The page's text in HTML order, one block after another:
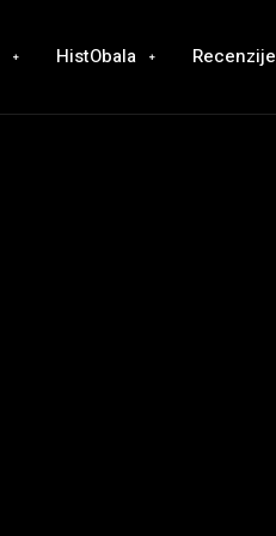
HistObala Recenzije